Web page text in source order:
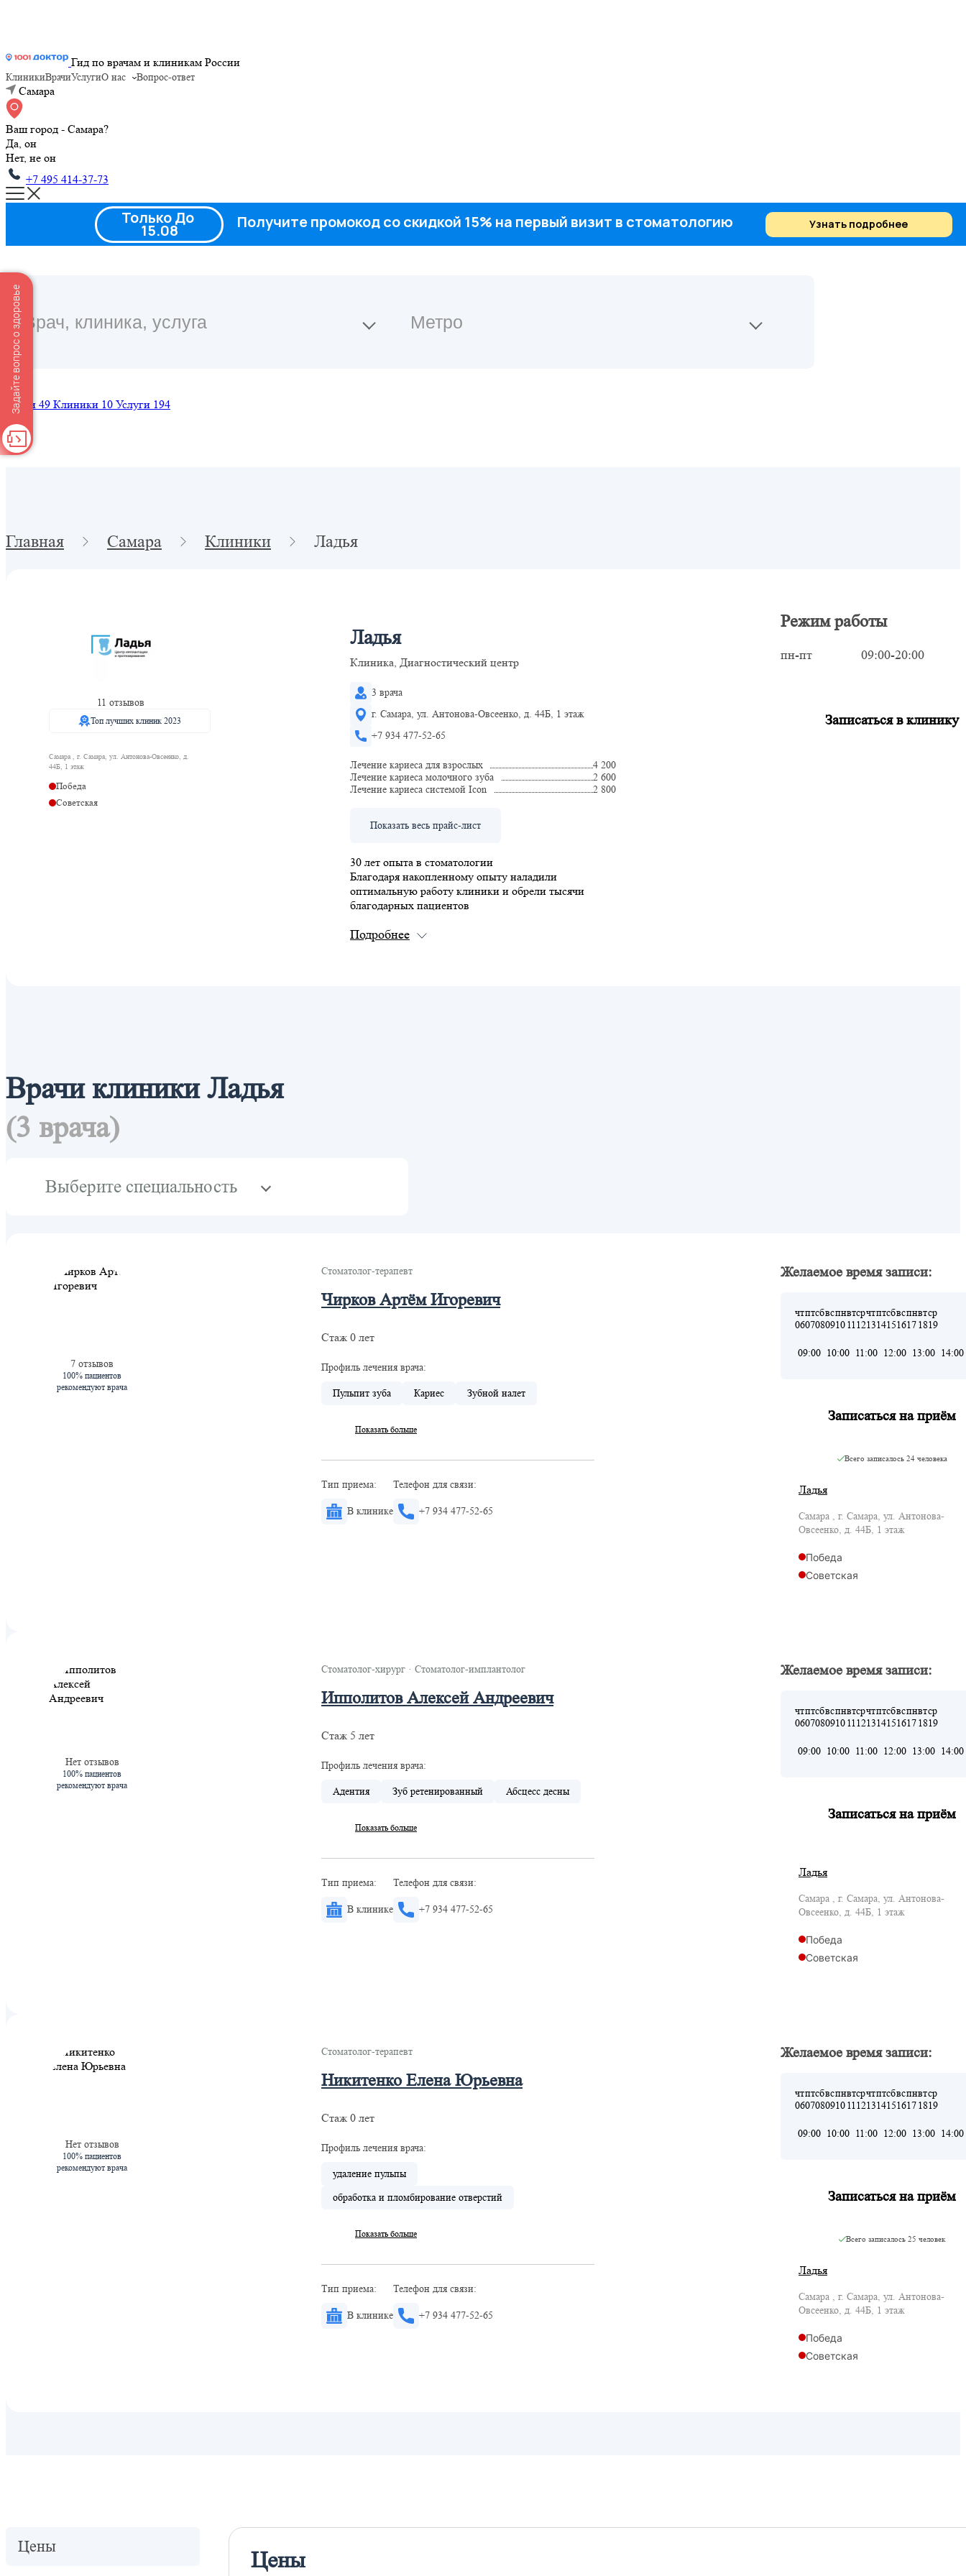
Гид по врачам и клиникам России
КлиникиВрачиУслугиО нас Вопрос-ответ
Самара
Ваш город - Самара?
Да, он
Нет, не он
+7 495 414-37-73
Врачи 49 Клиники 10 Услуги 194
Главная Самара Клиники Ладья
11 отзывов
Топ лучших клиник 2023
Самара , г. Самара, ул. Антонова-Овсеенко, д.
44Б, 1 этаж
Победа
Советская
Ладья
Клиника, Диагностический центр
3 врача
г. Самара, ул. Антонова-Овсеенко, д. 44Б, 1 этаж
+7 934 477-52-65
Лечение кариеса для взрослых
4 200
Лечение кариеса молочного зуба
2 600
Лечение кариеса системой Icon
2 800
Показать весь прайс-лист
30 лет опыта в стоматологии
Благодаря накопленному опыту наладили
оптимальную работу клиники и обрели тысячи
благодарных пациентов
Мы — в народном рейтинге
Режим работы
пн-пт 09:00-20:00
Записаться в клинику
Врачи клиники Ладья
(3 врача)
Выберите специальность
7 отзывов
100% пациентов
рекомендуют врача
Стоматолог-терапевт
Чирков Артём Игоревич
Стаж 0 лет
Профиль лечения врача:
Пульпит зуба Кариес Зубной налет
Показать больше
Тип приема:
В клинике
Телефон для связи:
+7 934 477-52-65
Желаемое время записи:
чт
06
пт
07
сб
08
вс
09
пн
10
вт
11
ср
12
чт
13
пт
14
сб
15
вс
16
пн
17
вт
18
ср
19
09:00 10:00 11:00 12:00 13:00 14:00
Записаться на приём
Всего записалось24 человека
Ладья
Самара , г. Самара, ул. Антонова-
Овсеенко, д. 44Б, 1 этаж
Победа
Советская
Нет отзывов
100% пациентов
рекомендуют врача
Стоматолог-хирург · Стоматолог-имплантолог
Ипполитов Алексей Андреевич
Стаж 5 лет
Профиль лечения врача:
Адентия Зуб ретенированный Абсцесс десны
Показать больше
Тип приема:
В клинике
Телефон для связи:
+7 934 477-52-65
Желаемое время записи:
чт
06
пт
07
сб
08
вс
09
пн
10
вт
11
ср
12
чт
13
пт
14
сб
15
вс
16
пн
17
вт
18
ср
19
09:00 10:00 11:00 12:00 13:00 14:00
Записаться на приём
Ладья
Самара , г. Самара, ул. Антонова-
Овсеенко, д. 44Б, 1 этаж
Победа
Советская
Нет отзывов
100% пациентов
рекомендуют врача
Стоматолог-терапевт
Никитенко Елена Юрьевна
Стаж 0 лет
Профиль лечения врача:
удаление пульпы
обработка и пломбирование отверстий
Показать больше
Тип приема:
В клинике
Телефон для связи:
+7 934 477-52-65
Желаемое время записи:
чт
06
пт
07
сб
08
вс
09
пн
10
вт
11
ср
12
чт
13
пт
14
сб
15
вс
16
пн
17
вт
18
ср
19
09:00 10:00 11:00 12:00 13:00 14:00
Записаться на приём
Всего записалось 25 человек
Ладья
Самара , г. Самара, ул. Антонова-
Овсеенко, д. 44Б, 1 этаж
Победа
Советская
Цены
Цены
Только До
15.08 Получите промокод со скидкой 15% на первый визит в стоматологию Узнать подробнее
Задайте вопрос о здоровье